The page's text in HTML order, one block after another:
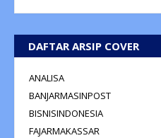
DAFTAR ARSIP COVER
ANALISA
BANJARMASINPOST
BISNISINDONESIA
FAJARMAKASSAR